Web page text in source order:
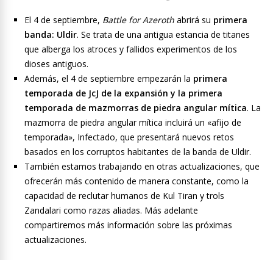
El 4 de septiembre, Battle for Azeroth abrirá su primera
banda: Uldir. Se trata de una antigua estancia de titanes
que alberga los atroces y fallidos experimentos de los
dioses antiguos.
Además, el 4 de septiembre empezarán la primera
temporada de JcJ de la expansión y la primera
temporada de mazmorras de piedra angular mítica. La
mazmorra de piedra angular mítica incluirá un «afijo de
temporada», Infectado, que presentará nuevos retos
basados en los corruptos habitantes de la banda de Uldir.
También estamos trabajando en otras actualizaciones, que
ofrecerán más contenido de manera constante, como la
capacidad de reclutar humanos de Kul Tiran y trols
Zandalari como razas aliadas. Más adelante
compartiremos más información sobre las próximas
actualizaciones.